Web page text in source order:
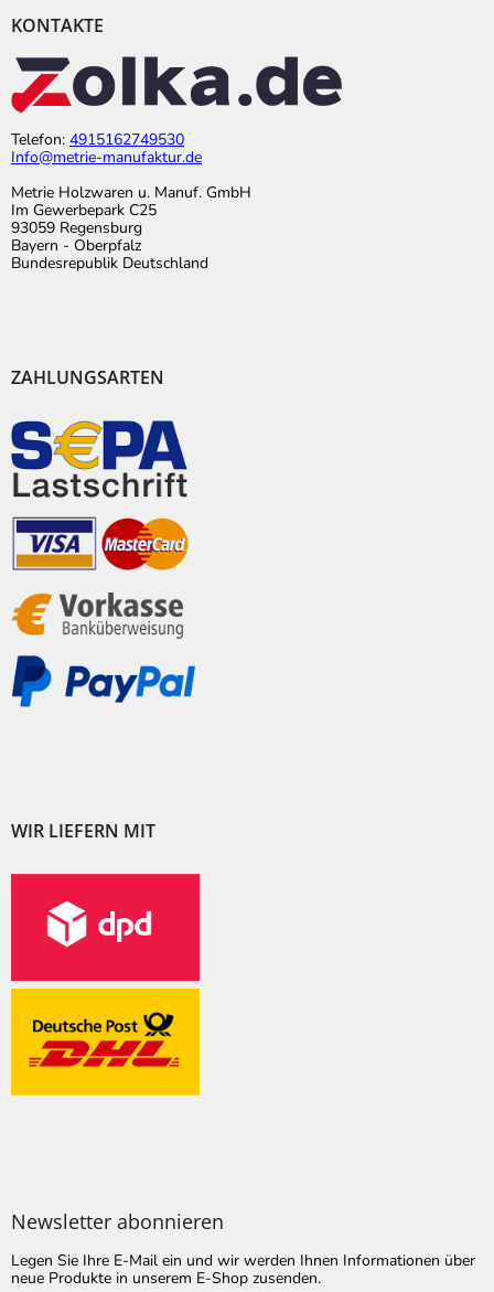
KONTAKTE
Telefon: 4915162749530
Info@metrie-manufaktur.de
Metrie Holzwaren u. Manuf. GmbH
Im Gewerbepark C25
93059 Regensburg
Bayern - Oberpfalz
Bundesrepublik Deutschland
ZAHLUNGSARTEN
WIR LIEFERN MIT
Newsletter abonnieren
Legen Sie Ihre E-Mail ein und wir werden Ihnen Informationen über
neue Produkte in unserem E-Shop zusenden.